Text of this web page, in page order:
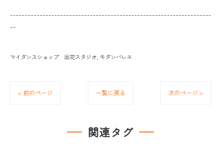
--------------------------------------------------------------------
--
マイダンスショップ 出花スタジオ モダンバレエ
< 前のページ 一覧に戻る 次のページ >
関連タグ